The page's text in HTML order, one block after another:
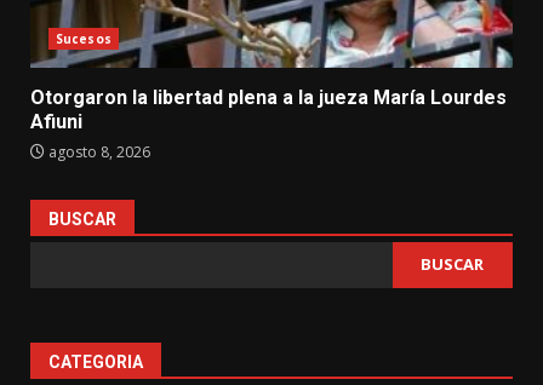
Sucesos
Otorgaron la libertad plena a la jueza María Lourdes
Afiuni
agosto 8, 2026
BUSCAR
BUSCAR
CATEGORIA